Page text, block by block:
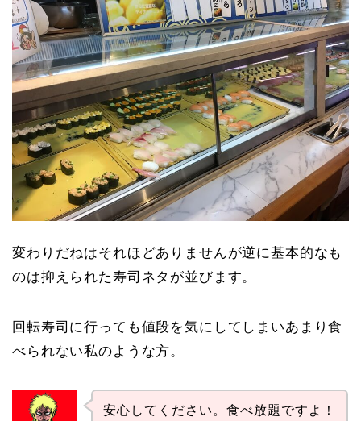
変わりだねはそれほどありませんが逆に基本的なも
のは抑えられた寿司ネタが並びます。
回転寿司に行っても値段を気にしてしまいあまり食
べられない私のような方。
安心してください。食べ放題ですよ！